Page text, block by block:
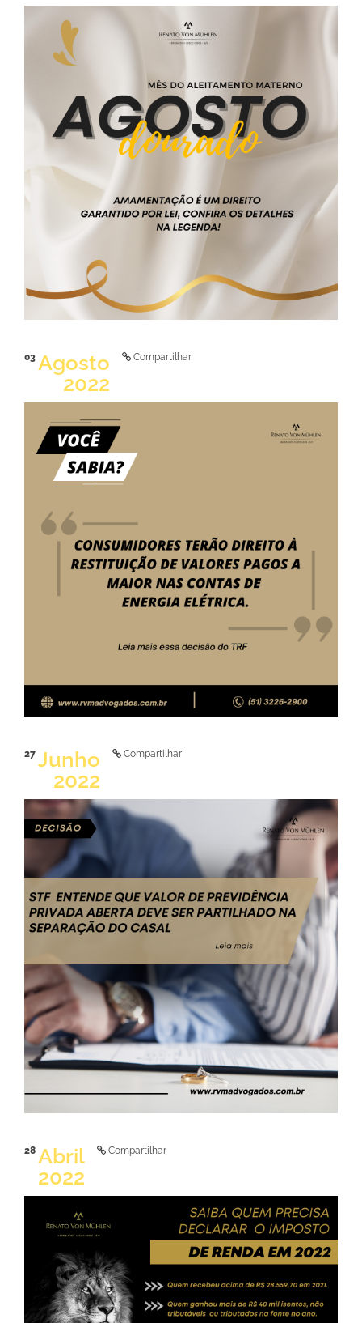
03 Agosto
2022
Compartilhar
LER NOTÍCIA
27 Junho
2022
Compartilhar
28 Abril
2022
Compartilhar